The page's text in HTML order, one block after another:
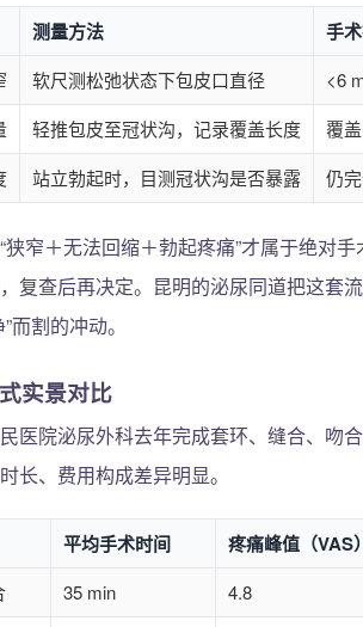
测量方法 手
软尺测松弛状态下包皮口直径
<6
轻推包皮至冠状沟，记录覆盖长度
覆
站立勃起时，目测冠状沟是否暴露 仍
狭窄＋无法回缩＋勃起疼痛”才属于绝对
复查后再决定。昆明的泌尿同道把这套
而割的冲动。
实景对比
医院泌尿外科去年完成套环、缝合、吻
长、费用构成差异明显。
平均手术时间 疼痛峰值（VAS
35 min
4.8